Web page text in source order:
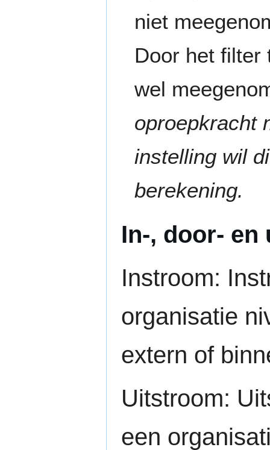
niet
Door het filter
wel
oproepkracht
instelling wil
berekening.
In-, door-
Instroom:
organisatie
extern of
Uitstroom:
een